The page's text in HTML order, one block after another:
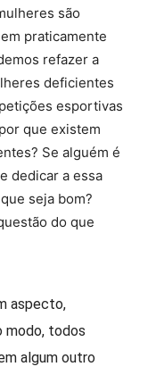
são
praticamente
refazer a
deficientes
esportivas
que existem
Se alguém é
dedicar a essa
seja bom?
do que
aspecto,
modo, todos
algum outro